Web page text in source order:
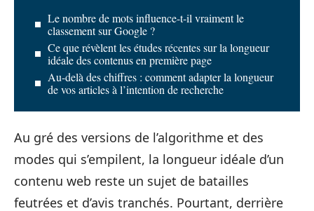
Le nombre de mots influence-t-il vraiment le
classement sur Google ?
Ce que révèlent les études récentes sur la longueur
idéale des contenus en première page
Au-delà des chiffres : comment adapter la longueur
de vos articles à l’intention de recherche
Au gré des versions de l’algorithme et des
modes qui s’empilent, la longueur idéale d’un
contenu web reste un sujet de batailles
feutrées et d’avis tranchés. Pourtant, derrière